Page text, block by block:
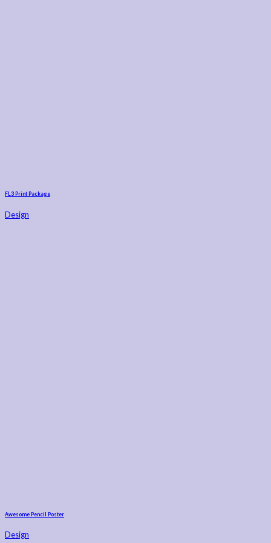
FL3 Print Package
Design
Awesome Pencil Poster
Design